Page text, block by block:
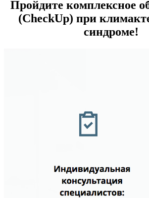
Пройдите комплексное
(CheckUp) при
синдроме!